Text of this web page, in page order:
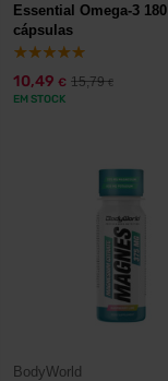
Essential Omega-3 180
cápsulas
10,49 € 15,79€
EM STOCK
BodyWorld